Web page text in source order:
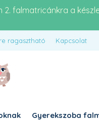
2. falmatricánkra a
ragasztható Kapcsolat
Gyerekszoba